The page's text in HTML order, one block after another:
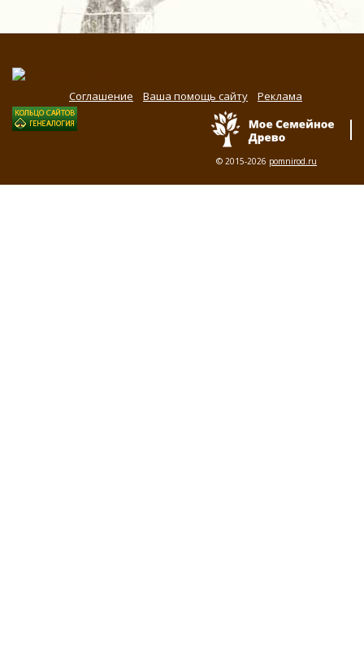
Соглашение Ваша помощь сайту Реклама
© 2015-2026 pomnirod.ru